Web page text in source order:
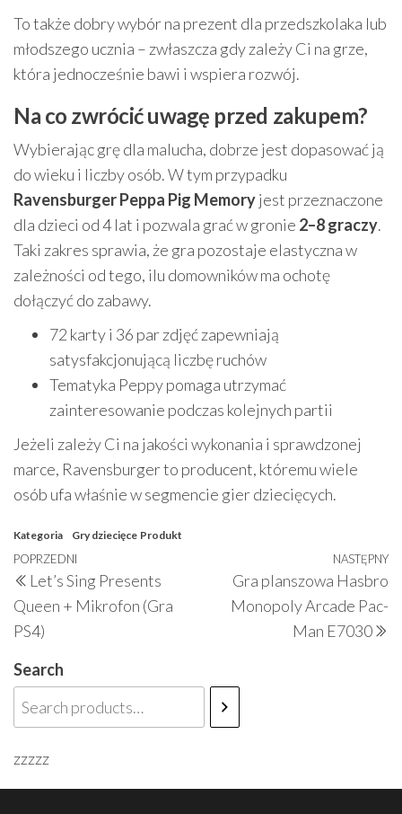
To także dobry wybór na prezent dla przedszkolaka lub
młodszego ucznia – zwłaszcza gdy zależy Ci na grze,
która jednocześnie bawi i wspiera rozwój.
Na co zwrócić uwagę przed zakupem?
Wybierając grę dla malucha, dobrze jest dopasować ją
do wieku i liczby osób. W tym przypadku
Ravensburger Peppa Pig Memoryjest przeznaczone
dla dzieci od 4 lat i pozwala grać w gronie 2–8 graczy.
Taki zakres sprawia, że gra pozostaje elastyczna w
zależności od tego, ilu domowników ma ochotę
dołączyć do zabawy.
72 karty i 36 par zdjęć zapewniają
satysfakcjonującą liczbę ruchów
Tematyka Peppy pomaga utrzymać
zainteresowanie podczas kolejnych partii
Jeżeli zależy Ci na jakości wykonania i sprawdzonej
marce, Ravensburger to producent, któremu wiele
osób ufa właśnie w segmencie gier dziecięcych.
Kategoria Gry dziecięce Produkt
Nawigacja
wpisu
Poprzedni
wpis
POPRZEDNI
Let’s Sing Presents
Queen + Mikrofon (Gra
PS4)
NASTĘPNY
Gra planszowa Hasbro
Monopoly Arcade Pac-
Man E7030
Search
zzzzz